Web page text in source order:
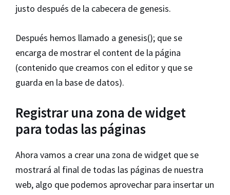
justo después de la cabecera de genesis.
Después hemos llamado a genesis(); que se
encarga de mostrar el content de la página
(contenido que creamos con el editor y que se
guarda en la base de datos).
Registrar una zona de widget
para todas las páginas
Ahora vamos a crear una zona de widget que se
mostrará al final de todas las páginas de nuestra
web, algo que podemos aprovechar para insertar un